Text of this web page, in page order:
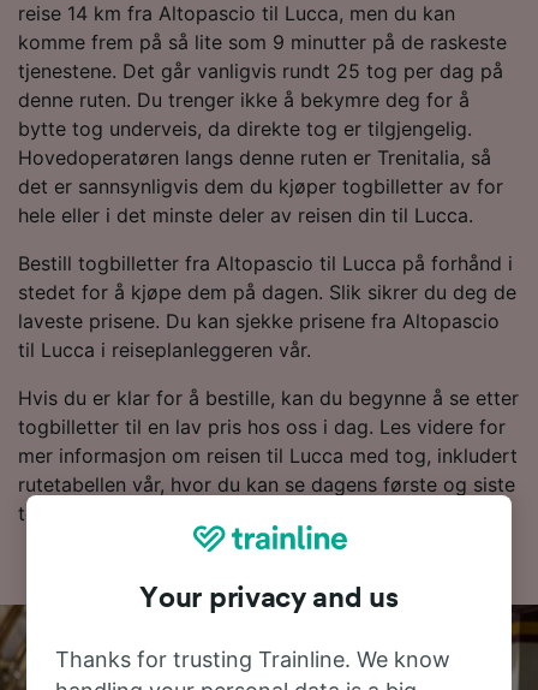
reise 14 km fra Altopascio til Lucca, men du kan
komme frem på så lite som 9 minutter på de raskeste
tjenestene. Det går vanligvis rundt 25 tog per dag på
denne ruten. Du trenger ikke å bekymre deg for å
bytte tog underveis, da direkte tog er tilgjengelig.
Hovedoperatøren langs denne ruten er Trenitalia, så
det er sannsynligvis dem du kjøper togbilletter av for
hele eller i det minste deler av reisen din til Lucca.
Bestill togbilletter fra Altopascio til Lucca på forhånd i
stedet for å kjøpe dem på dagen. Slik sikrer du deg de
laveste prisene. Du kan sjekke prisene fra Altopascio
til Lucca i reiseplanleggeren vår.
Hvis du er klar for å bestille, kan du begynne å se etter
togbilletter til en lav pris hos oss i dag. Les videre for
mer informasjon om reisen til Lucca med tog, inkludert
rutetabellen vår, hvor du kan se dagens første og siste
tog.
Your privacy and us
Thanks for trusting Trainline. We know